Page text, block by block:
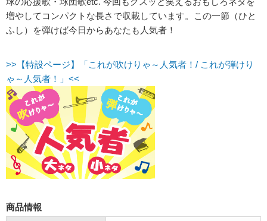
増やしてコンパクトな長さで収載しています。この一節（ひと
ふし）を弾けば今日からあなたも人気者！
>>【特設ページ】「これが吹けりゃ～人気者！/ これが弾けり
ゃ～人気者！」<<
商品情報